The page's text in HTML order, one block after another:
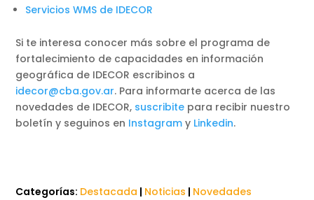
Servicios WMS de IDECOR
Si te interesa conocer más sobre el programa de
fortalecimiento de capacidades en información
geográfica de IDECOR escribinos a
idecor@cba.gov.ar. Para informarte acerca de las
novedades de IDECOR, suscribite para recibir nuestro
boletín y seguinos en Instagram y Linkedin.
Categorías: Destacada | Noticias | Novedades